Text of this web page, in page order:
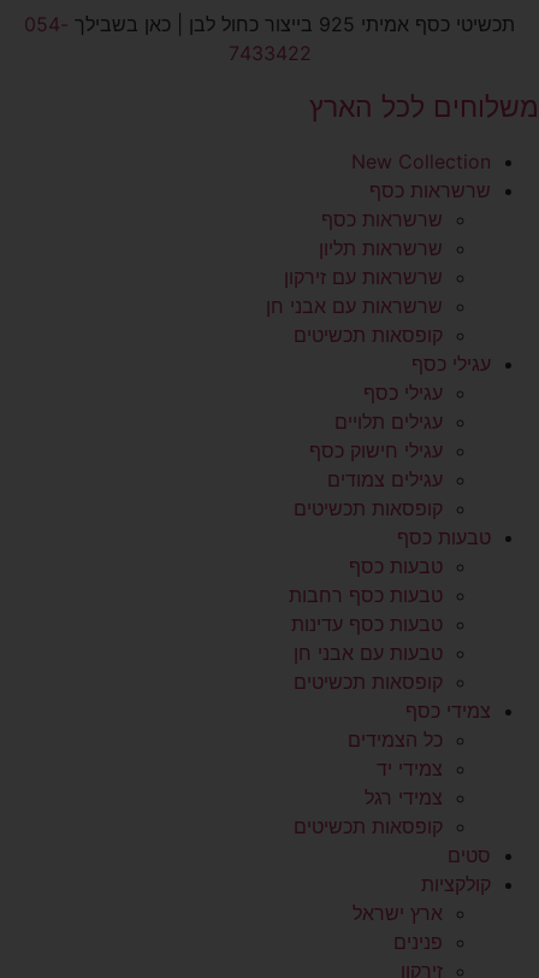
תכשיטי כסף אמיתי 925 בייצור כחול לבן | כאן בשבילך
054-
7433422
משלוחים לכל הארץ
New Collection
שרשראות כסף
שרשראות כסף
שרשראות תליון
שרשראות עם זירקון
שרשראות עם אבני חן
קופסאות תכשיטים
עגילי כסף
עגילי כסף
עגילים תלויים
עגילי חישוק כסף
עגילים צמודים
קופסאות תכשיטים
טבעות כסף
טבעות כסף
טבעות כסף רחבות
טבעות כסף עדינות
טבעות עם אבני חן
קופסאות תכשיטים
צמידי כסף
כל הצמידים
צמידי יד
צמידי רגל
קופסאות תכשיטים
סטים
קולקציות
ארץ ישראל
פנינים
זירקון